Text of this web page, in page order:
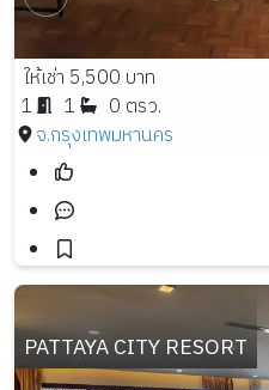
ให้เช่า 5,500 บาท
1
1
0 ตรว.
จ.กรุงเทพมหานคร
PATTAYA CITY RESORT